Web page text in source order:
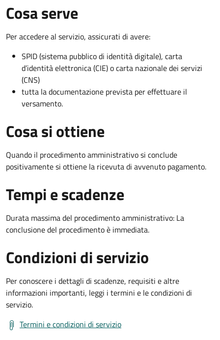
Cosa serve
Per accedere al servizio, assicurati di avere:
SPID (sistema pubblico di identità digitale), carta
d’identità elettronica (CIE) o carta nazionale dei servizi
(CNS)
tutta la documentazione prevista per effettuare il
versamento.
Cosa si ottiene
Quando il procedimento amministrativo si conclude
positivamente si ottiene la ricevuta di avvenuto pagamento.
Tempi e scadenze
Durata massima del procedimento amministrativo: La
conclusione del procedimento è immediata.
Condizioni di servizio
Per conoscere i dettagli di scadenze, requisiti e altre
informazioni importanti, leggi i termini e le condizioni di
servizio.
Termini e condizioni di servizio